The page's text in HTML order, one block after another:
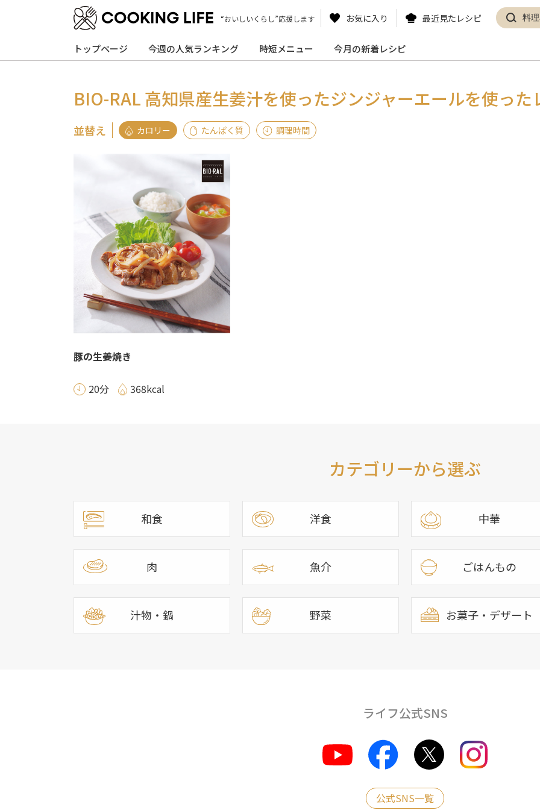
“おいしいくらし”応援します お気に入り 最近見たレシピ
トップページ 今週の人気ランキング 時短メニュー 今月の新着レシピ
BIO-RAL 高知県産生姜汁を使ったジンジャーエールを使った
並替え カロリー たんぱく質 調理時間
豚の生姜焼き
20分 368kcal
カテゴリーから選ぶ
和食 洋食 中華
肉 魚介 ごはんもの
汁物・鍋 野菜 お菓子・デザート
ライフ公式SNS
公式SNS一覧